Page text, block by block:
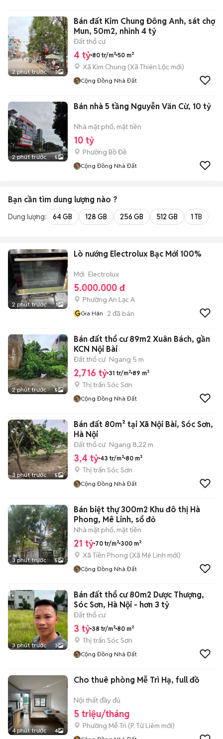
2 phút trước 3
Bán đất Kim Chung Đông Anh, sát chợ
Mun, 50m2, nhỉnh 4 tỷ
Đất thổ cư
4 tỷ 80 tr/m² 50 m²
Xã Kim Chung (Xã Thiên Lộc mới)
Cộng Đồng Nhà Đất
2 phút trước 5
Bán nhà 5 tầng Nguyễn Văn Cừ, 10 tỷ
Nhà mặt phố, mặt tiền
10 tỷ
Phường Bồ Đề
Cộng Đồng Nhà Đất
Bạn cần tìm dung lượng nào ?
Dung lượng: 64 GB 128 GB 256 GB 512 GB 1 TB
2 phút trước 1
Lò nướng Electrolux Bạc Mới 100%
Mới Electrolux
5.000.000 đ
Phường An Lạc A
GGia Hân 2 đã bán
2 phút trước 5
Bán đất thổ cư 89m2 Xuân Bách, gần
KCN Nội Bài
Đất thổ cư Ngang 5 m
2,716 tỷ 31 tr/m² 89 m²
Thị trấn Sóc Sơn
Cộng Đồng Nhà Đất
3 phút trước 5
Bán đất 80m² tại Xã Nội Bài, Sóc Sơn,
Hà Nội
Đất thổ cư Ngang 8,22 m
3,4 tỷ 43 tr/m² 80 m²
Thị trấn Sóc Sơn
Cộng Đồng Nhà Đất
3 phút trước 5
Bán biệt thự 300m2 Khu đô thị Hà
Phong, Mê Linh, sổ đỏ
Nhà mặt phố, mặt tiền
21 tỷ 70 tr/m² 300 m²
Xã Tiền Phong (Xã Mê Linh mới)
Cộng Đồng Nhà Đất
3 phút trước 3
Bán đất thổ cư 80m2 Dược Thượng,
Sóc Sơn, Hà Nội - hơn 3 tỷ
Đất thổ cư
3 tỷ 38 tr/m² 80 m²
Thị trấn Sóc Sơn
Cộng Đồng Nhà Đất
4 phút trước 4
Cho thuê phòng Mễ Trì Hạ, full đồ
Nội thất đầy đủ
5 triệu/tháng
Phường Mễ Trì (P. Từ Liêm mới)